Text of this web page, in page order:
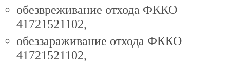
обезвреживание отхода ФККО
41721521102,
обеззараживание отхода ФККО
41721521102,